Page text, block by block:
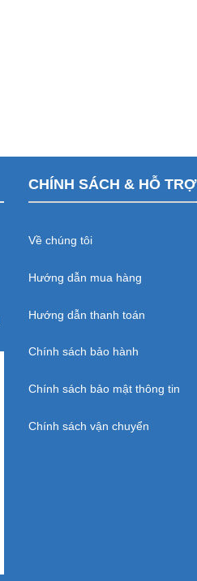
CHÍNH SÁCH & HỖ TRỢ
Về chúng tôi
Hướng dẫn mua hàng
Hướng dẫn thanh toán
Chính sách bảo hành
Chính sách bảo mật thông tin
Chính sách vận chuyển